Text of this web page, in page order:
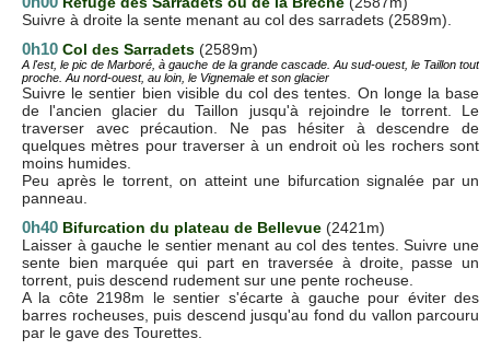
Suivre à droite la sente menant au col des sarradets (2589m).
0h10 Col des Sarradets (2589m)
A l'est, le pic de Marboré, à gauche de la grande cascade. Au sud-ouest, le Taillon tout
proche. Au nord-ouest, au loin, le Vignemale et son glacier
Suivre le sentier bien visible du col des tentes. On longe la base
de l'ancien glacier du Taillon jusqu'à rejoindre le torrent. Le
traverser avec précaution. Ne pas hésiter à descendre de
quelques mètres pour traverser à un endroit où les rochers sont
moins humides.
Peu après le torrent, on atteint une bifurcation signalée par un
panneau.
0h40 Bifurcation du plateau de Bellevue (2421m)
Laisser à gauche le sentier menant au col des tentes. Suivre une
sente bien marquée qui part en traversée à droite, passe un
torrent, puis descend rudement sur une pente rocheuse.
A la côte 2198m le sentier s'écarte à gauche pour éviter des
barres rocheuses, puis descend jusqu'au fond du vallon parcouru
par le gave des Tourettes.